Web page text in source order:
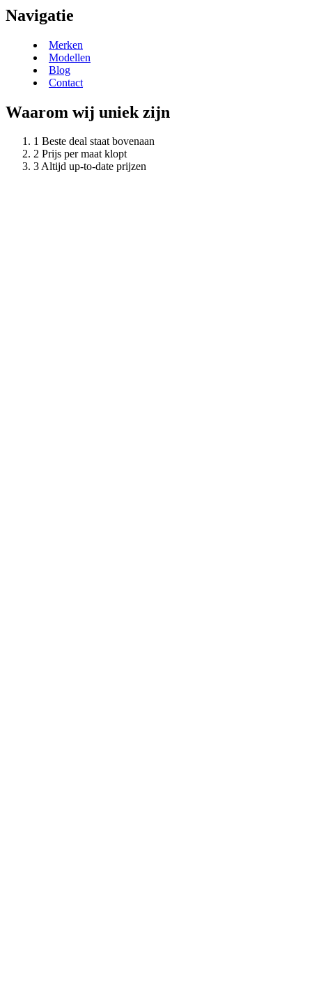
Navigatie
Merken
Modellen
Blog
Contact
Waarom wij uniek zijn
Beste deal staat bovenaan
Prijs per maat klopt
Altijd up-to-date prijzen